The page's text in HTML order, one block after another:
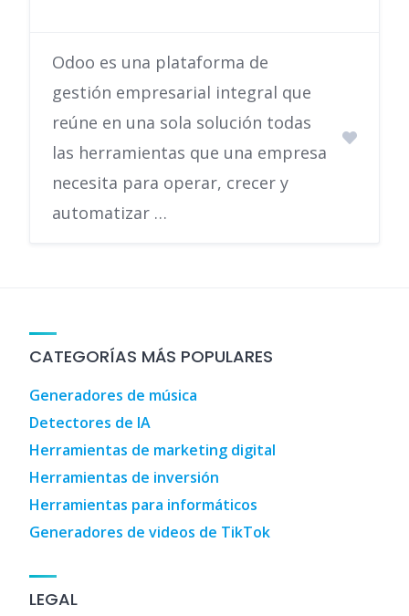
Odoo es una plataforma de
gestión empresarial integral que
reúne en una sola solución todas
las herramientas que una empresa
necesita para operar, crecer y
automatizar …
CATEGORÍAS MÁS POPULARES
Generadores de música
Detectores de IA
Herramientas de marketing digital
Herramientas de inversión
Herramientas para informáticos
Generadores de videos de TikTok
LEGAL